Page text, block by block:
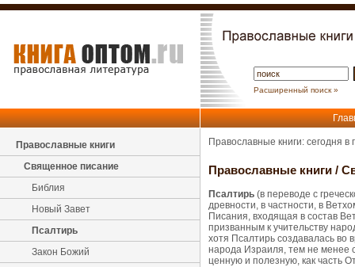
Расширенный поиск »
Православные книги
Священное писание
Библия
Новый Завет
Псалтирь
Закон Божий
Православные книги: сегодня
Православные книги /
Псалтирь (в переводе с
древности, в частности, в
Писания, входящая в состав
призванным к учительству
хотя Псалтирь создавалась во
народа Израиля, тем не менее
ценную и полезную, как часть